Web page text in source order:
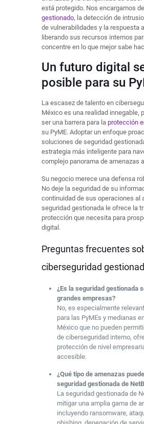
está protegido. Nos encargamos
gestionado, la detección de
de vulnerabilidades y la respuesta
liberando sus recursos internos
concentre en lo que mejor sabe
Un futuro digital
posible para su
La escasez de talento en
México es una realidad innegable,
ser una barrera para la protección
su PyME. Adoptar un enfoque
soluciones de seguridad
estrategia más inteligente para
complejo panorama de amenazas
Su negocio merece una defensa
No deje la seguridad de su
continuidad de sus operaciones al
seguridad gestionada le ofrece la
protección que necesita para
digital.
Preguntas frecuentes
ciberseguridad
¿Es la seguridad gestionada
grandes empresas?
No, es especialmente
para las PyMEs y medianas
México que no pueden
de ciberseguridad interno,
protección de nivel
accesible.
¿Qué tipo de amenazas
seguridad gestionada de
La seguridad gestionada de
mitigar una amplia gama de
incluyendo ransomware,